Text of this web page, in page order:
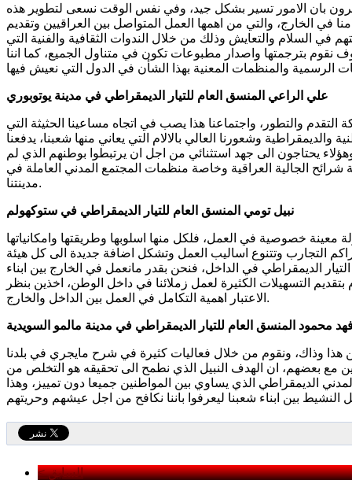
ترون بان الامور تسير بشكل جيد، وفي نفس الوقت نسعى لتطوير هذه
في الخارج، والتي من اهمها العمل المتواصل بين العراقيين وتقديم
في السلام والتعايش وذلك من خلال الندوات الثقافية والفنية التي
بترجمتها واصدار مطبوعات تكون في متناول الجميع، كما اننا
علي الراعي المنسق العام للتيار الديمقراطي في مدينة يوتوبوري
والتطور، واجتماعنا هذا يصب في اتجاه مساعينا الحثيثة التي
والديمقراطية وشعورنا العالي بالالام التي يعاني منها شعبنا، يدفعنا
يحتاجون الى جهد استثنائي من اجل ان يرتبطوا بوطنهم الذي لم
شرائح الجالية العراقية وخاصة منظمات المجتمع المدني العاملة في
مدينتنا.
نبيل تومي المنسق العام للتيار الديمقراطي في ستوكهولم
معينة خصوصية في العمل، فلكل منها اسلوبها وطريقتها وامكانياتها
التجارب وتتنوع اساليب العمل وتشكل اضافة جديدة الى كل هيئة
الديمقراطي في الداخل، فنحن بقدر مانعمل في الخارج بين ابناء
التسهيلات الكثيرة لعمل زملائنا في داخل الوطن، اخذين بنظر
الاعتبار اهمية التكامل في العمل بين الداخل والخارج.
محمود المنسق العام للتيار الديمقراطي في مدينة مالمو السويدية
هذا وذاك، ونقوم من خلال فعاليات كثيرة في شرح مايجري في بلدنا
مع بعضهم، ان الهدف النبيل الذي نطمح الى تحقيقه هو التخلص من
الديمقراطي الذي يساوي بين المواطنين جميعا دون تمييز، وهذا
< السابق